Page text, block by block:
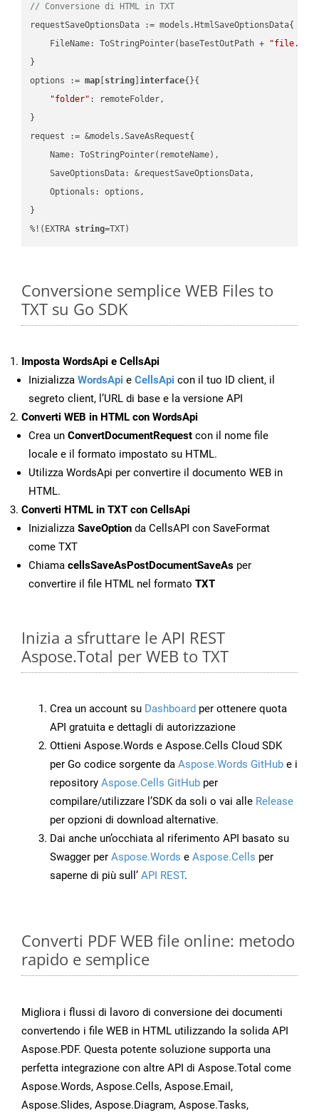
// Conversione di HTML in TXT
requestSaveOptionsData := models.HtmlSaveOptionsData{
    FileName: ToStringPointer(baseTestOutPath +
}
options := map string ]interface{}{
"folder" : remoteFolder,
}
request := &models.SaveAsRequest{
    Name: ToStringPointer(remoteName),
    SaveOptionsData: &requestSaveOptionsData,
    Optionals: options,
}
%!(EXTRA string=TXT)
Conversione semplice WEB Files to
TXT su Go SDK
Imposta WordsApi e CellsApi
Inizializza WordsApi e CellsApi con il tuo ID client, il
segreto client, l’URL di base e la versione API
Converti WEB in HTML con WordsApi
Crea un ConvertDocumentRequest con il nome file
locale e il formato impostato su HTML.
Utilizza WordsApi per convertire il documento WEB in
HTML.
Converti HTML in TXT con CellsApi
Inizializza SaveOption da CellsAPI con SaveFormat
come TXT
Chiama cellsSaveAsPostDocumentSaveAs per
convertire il file HTML nel formato TXT
Inizia a sfruttare le API REST
Aspose.Total per WEB to TXT
Crea un account su Dashboard per ottenere quota
API gratuita e dettagli di autorizzazione
Ottieni Aspose.Words e Aspose.Cells Cloud SDK
per Go codice sorgente da Aspose.Words GitHub e i
repository Aspose.Cells GitHub per
compilare/utilizzare l’SDK da soli o vai alle Release
per opzioni di download alternative.
Dai anche un’occhiata al riferimento API basato su
Swagger per Aspose.Words e Aspose.Cells per
saperne di più sull’ API REST.
Converti PDF WEB file online: metodo
rapido e semplice
Migliora i flussi di lavoro di conversione dei documenti
convertendo i file WEB in HTML utilizzando la solida API
Aspose.PDF. Questa potente soluzione supporta una
perfetta integrazione con altre API di Aspose.Total come
Aspose.Words, Aspose.Cells, Aspose.Email,
Aspose.Slides, Aspose.Diagram, Aspose.Tasks,